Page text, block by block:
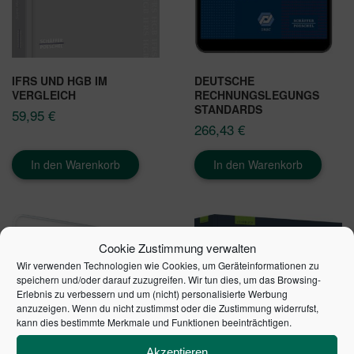
Cookie Zustimmung verwalten
Wir verwenden Technologien wie Cookies, um Geräteinformationen zu
speichern und/oder darauf zuzugreifen. Wir tun dies, um das Browsing-
Erlebnis zu verbessern und um (nicht) personalisierte Werbung
anzuzeigen. Wenn du nicht zustimmst oder die Zustimmung widerrufst,
kann dies bestimmte Merkmale und Funktionen beeinträchtigen.
IFRS UND HGB IM
VERGLEICH
59,95 €
In den Warenkorb
DEUTSCHE
RECHNUNGSLEGUNGS
STANDARDS
266,43 €
In den Warenkorb